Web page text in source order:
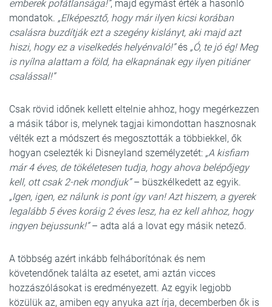
emberek pofátlansága!”, majd egymást érték a hasonló
mondatok. „Elképesztő, hogy már ilyen kicsi korában
csalásra buzdítják ezt a szegény kislányt, aki majd azt
hiszi, hogy ez a viselkedés helyénvaló!”és „Ó, te jó ég! Meg
is nyílna alattam a föld, ha elkapnának egy ilyen pitiáner
csalással!”
Csak rövid időnek kellett eltelnie ahhoz, hogy megérkezzen
a másik tábor is, melynek tagjai kimondottan hasznosnak
vélték ezt a módszert és megosztották a többiekkel, ők
hogyan cselezték ki Disneyland személyzetét: „A kisfiam
már 4 éves, de tökéletesen tudja, hogy ahova belépőjegy
kell, ott csak 2-nek mondjuk”– büszkélkedett az egyik.
„Igen, igen, ez nálunk is pont így van! Azt hiszem, a gyerek
legalább 5 éves koráig 2 éves lesz, ha ez kell ahhoz, hogy
ingyen bejussunk!”– adta alá a lovat egy másik netező.
A többség azért inkább felháborítónak és nem
követendőnek találta az esetet, ami aztán vicces
hozzászólásokat is eredményezett. Az egyik legjobb
közülük az, amiben egy anyuka azt írja, decemberben ők is